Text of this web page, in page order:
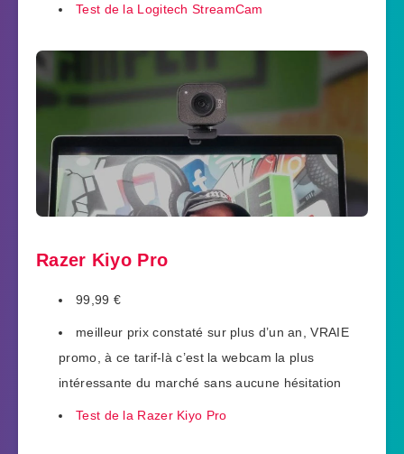
Test de la Logitech StreamCam
Razer Kiyo Pro
99,99 €
meilleur prix constaté sur plus d’un an, VRAIE
promo, à ce tarif-là c’est la webcam la plus
intéressante du marché sans aucune hésitation
Test de la Razer Kiyo Pro